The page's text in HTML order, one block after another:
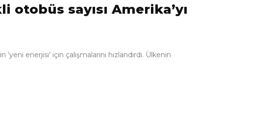
otobüs sayısı Amerika’yı
enerjisi’ için çalışmalarını hızlandırdı. Ülkenin